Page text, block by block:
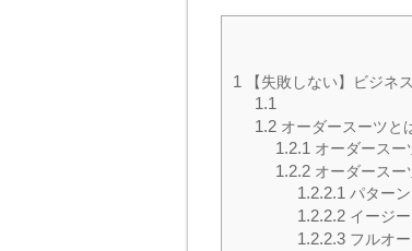
1 【失敗しない】ビジネ
1.1
1.2オーダースーツと
1.2.1 オーダースー
1.2.2 オーダースー
1.2.2.1 パター
1.2.2.2イージー
1.2.2.3フルオー